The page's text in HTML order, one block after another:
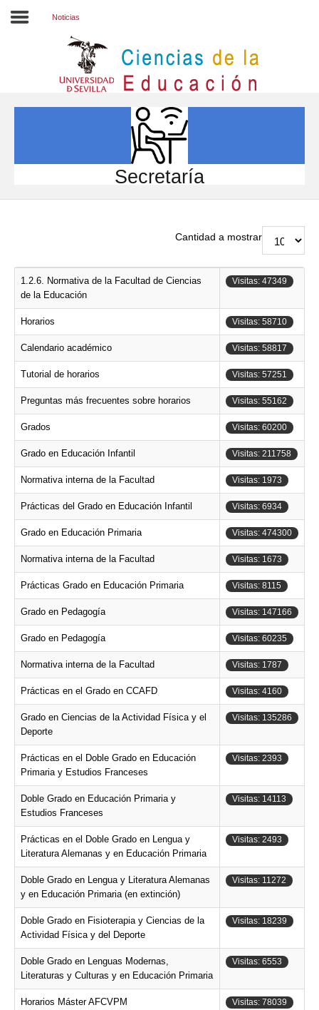
INVESTIGACIÓN
Noticias
Secretaría
Cantidad a mostrar
1.2.6. Normativa de la Facultad de Ciencias
de la Educación
Visitas: 47349
Horarios Visitas: 58710
Calendario académico Visitas: 58817
Tutorial de horarios Visitas: 57251
Preguntas más frecuentes sobre horarios Visitas: 55162
Grados Visitas: 60200
Grado en Educación Infantil Visitas: 211758
Normativa interna de la Facultad Visitas: 1973
Prácticas del Grado en Educación Infantil Visitas: 6934
Grado en Educación Primaria Visitas: 474300
Normativa interna de la Facultad Visitas: 1673
Prácticas Grado en Educación Primaria Visitas: 8115
Grado en Pedagogía Visitas: 147166
Grado en Pedagogía Visitas: 60235
Normativa interna de la Facultad Visitas: 1787
Prácticas en el Grado en CCAFD Visitas: 4160
Grado en Ciencias de la Actividad Física y el
Deporte
Visitas: 135286
Prácticas en el Doble Grado en Educación
Primaria y Estudios Franceses
Visitas: 2393
Doble Grado en Educación Primaria y
Estudios Franceses
Visitas: 14113
Prácticas en el Doble Grado en Lengua y
Literatura Alemanas y en Educación Primaria
Visitas: 2493
Doble Grado en Lengua y Literatura Alemanas
y en Educación Primaria (en extinción)
Visitas: 11272
Doble Grado en Fisioterapia y Ciencias de la
Actividad Física y del Deporte
Visitas: 18239
Doble Grado en Lenguas Modernas,
Literaturas y Culturas y en Educación Primaria
Visitas: 6553
Horarios Máster AFCVPM Visitas: 78039